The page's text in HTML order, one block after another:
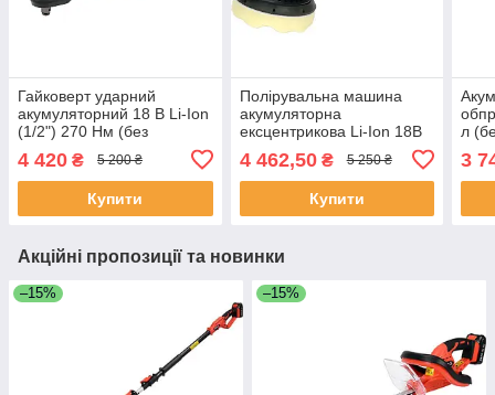
Гайковерт ударний
акумуляторний 18 В Li-Ion
(1/2") 270 Нм (без
827795
4 420 ₴ 5 200 ₴
Купити
Полірувальна машина
акумуляторна
ексцентрикова Li-Ion 18В
(без акумулятора) 2100-
5000об/хв (Ø= 125мм)
15мм Yato YT-82925
4 462,50₴ 5 250 ₴
Купити
л
3
Акційні пропозиції та новинки
–15% –15%